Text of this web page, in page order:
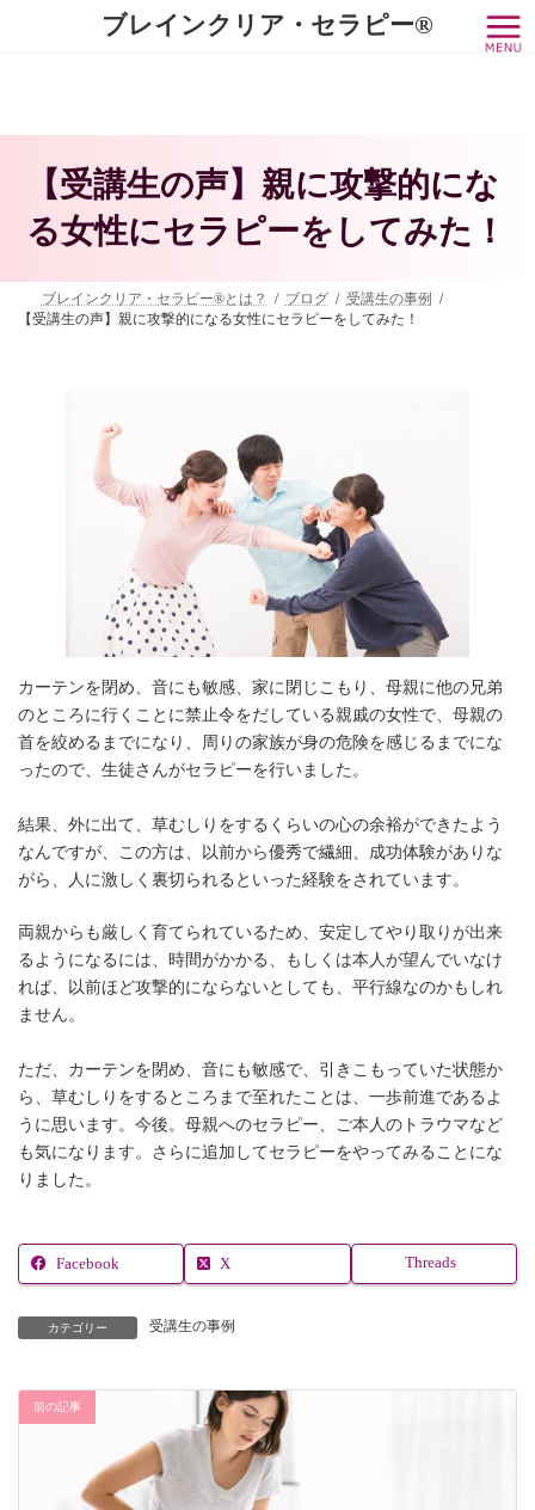
ス
ン
ブレインクリア・セラピー®
【受講生の声】親に攻撃的にな
る女性にセラピーをしてみた！
ブレインクリア・セラピー®とは？ ブログ
受講生の事例
【受講生の声】親に攻撃的になる女性にセラピーをしてみた！
カーテンを閉め、音にも敏感、家に閉じこもり、母親に他の兄弟
のところに行くことに禁止令をだしている親戚の女性で、母親の
首を絞めるまでになり、周りの家族が身の危険を感じるまでにな
ったので、生徒さんがセラピーを行いました。
結果、外に出て、草むしりをするくらいの心の余裕ができたよう
なんですが、この方は、以前から優秀で繊細、成功体験がありな
がら、人に激しく裏切られるといった経験をされています。
両親からも厳しく育てられているため、安定してやり取りが出来
るようになるには、時間がかかる、もしくは本人が望んでいなけ
れば、以前ほど攻撃的にならないとしても、平行線なのかもしれ
ません。
ただ、カーテンを閉め、音にも敏感で、引きこもっていた状態か
ら、草むしりをするところまで至れたことは、一歩前進であるよ
うに思います。今後。母親へのセラピー、ご本人のトラウマなど
も気になります。さらに追加してセラピーをやってみることにな
りました。
Facebook X Threads
カテゴリー 受講生の事例
前の記事